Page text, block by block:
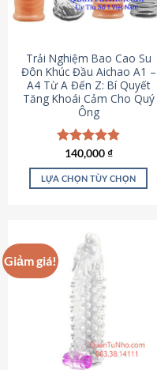
Trải Nghiệm Bao Cao Su
Đôn Khúc Đầu Aichao A1 –
A4 Từ A Đến Z: Bí Quyết
Tăng Khoái Cảm Cho Quý
Ông
Được xếp
hạng4.88
5 sao
140,000₫
LỰA CHỌN TÙY CHỌN
có
nhiều
biến
thể.
Các
tùy
chọn
có
Giảm giá!